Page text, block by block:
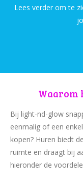
Lees verder om te
Bij light-nd-glow
eenmalig of een
kopen? Huren biedt
ruimte en draagt bij
hieronder de